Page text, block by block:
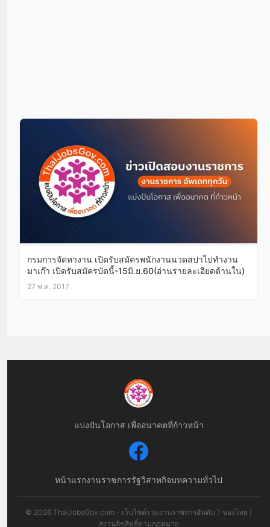
กรมการจัดหางาน เปิดรับสมัครพนักงานนวดสปาไปทำงาน
มาเก๊า เปิดรับสมัครบัดนี้-15มิ.ย.60(อ่านรายละเอียดด้านใน)
27 พ.ค. 2017
แบ่งปันโอกาส เพื่ออนาคตที่ก้าวหน้า
หน้าแรกงานราชการรัฐวิสาหกิจบทความทั่วไป
© 2026 ThaiJobsGov.com - เว็บไซต์รวมงานราชการอันดับ 1 ของไทย |
สงวนลิขสิทธิ์ตามกฎหมาย